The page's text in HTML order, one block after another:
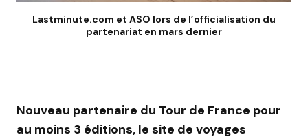
Lastminute.com et ASO lors de l’officialisation du
partenariat en mars dernier
Nouveau partenaire du Tour de France pour
au moins 3 éditions, le site de voyages